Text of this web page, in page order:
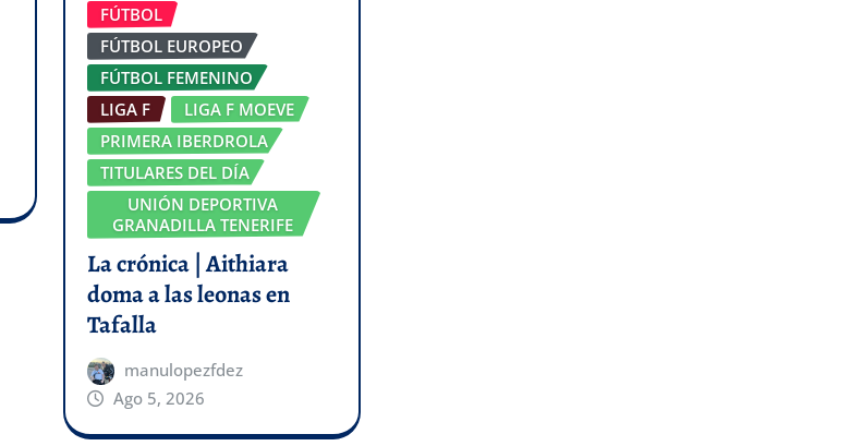
FÚTBOL
FÚTBOL EUROPEO
FÚTBOL FEMENINO
LIGA F
LIGA F MOEVE
PRIMERA IBERDROLA
TITULARES DEL DÍA
UNIÓN DEPORTIVA
GRANADILLA TENERIFE
La crónica | Aithiara
doma a las leonas en
Tafalla
manulopezfdez
Ago 5, 2026